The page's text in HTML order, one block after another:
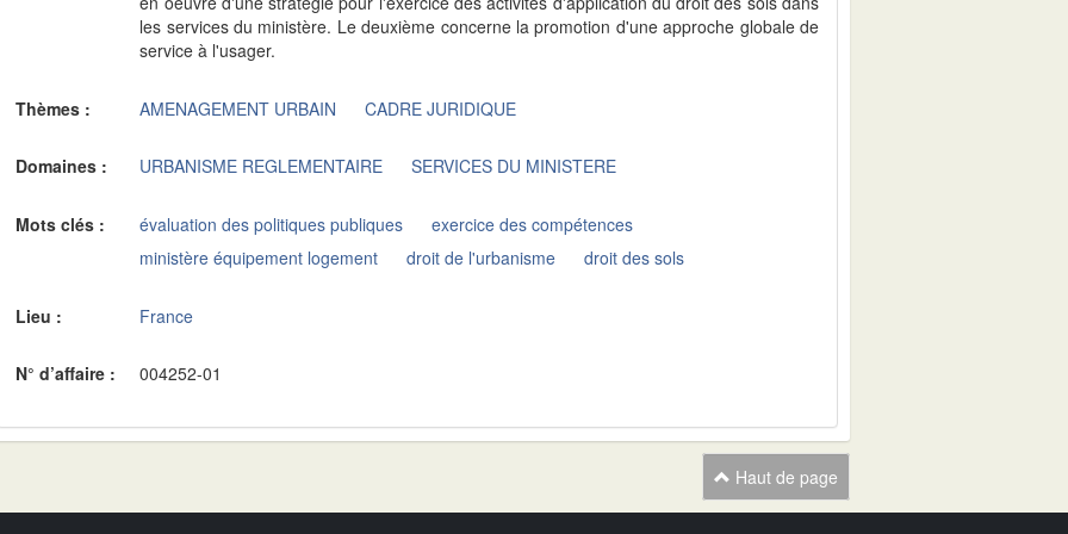
les services du ministère. Le deuxième concerne la promotion d'une approche globale de
service à l'usager.
Thèmes : AMENAGEMENT URBAIN CADRE JURIDIQUE
Domaines : URBANISME REGLEMENTAIRE SERVICES DU MINISTERE
Mots clés : évaluation des politiques publiques
exercice des compétences
ministère équipement logement
droit de l'urbanisme droit des sols
Lieu : France
N° d’affaire : 004252-01
Haut de page